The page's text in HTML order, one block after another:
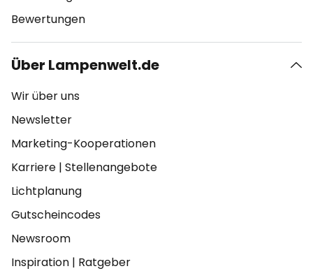
Bewertungen
Über Lampenwelt.de
Wir über uns
Newsletter
Marketing-Kooperationen
Karriere | Stellenangebote
Lichtplanung
Gutscheincodes
Newsroom
Inspiration | Ratgeber